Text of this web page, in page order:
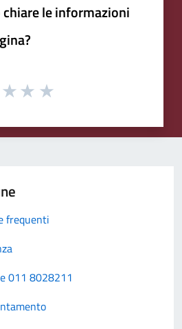
le informazioni
frequenti
011 8028211